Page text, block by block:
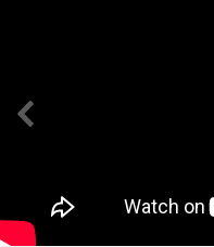
Panneau précédent